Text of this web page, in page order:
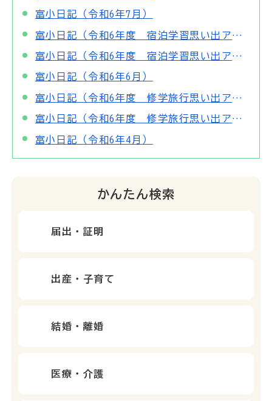
富小日記（令和6年7月）
富小日記（令和6年度 宿泊学習思い出アルバム～2日目～）
富小日記（令和6年度 宿泊学習思い出アルバム～1日目～）
富小日記（令和6年6月）
富小日記（令和6年度 修学旅行思い出アルバム～2日目～）
富小日記（令和6年度 修学旅行思い出アルバム～1日目～）
富小日記（令和6年4月）
かんたん検索
届出・証明
出産・子育て
結婚・離婚
医療・介護